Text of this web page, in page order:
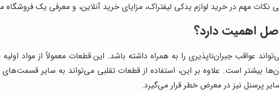
مهم در خرید لوازم یدکی لیفتراک، مزایای خرید آنلاین، و معرفی یک فروشگاه
اهمیت دارد؟
عواقب جبران‌ناپذیری را به همراه داشته باشد. این قطعات معمولاً از مواد
بیشتر است. علاوه بر این، استفاده از قطعات تقلبی می‌تواند به سایر
پرسنل نیز در معرض خطر قرار می‌گیرد.